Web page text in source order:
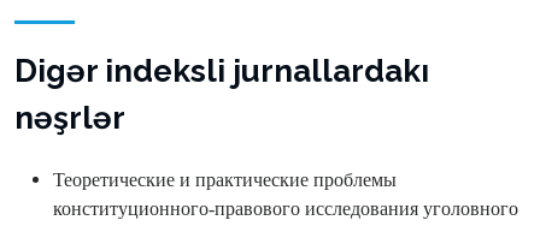
Digər indeksli jurnallardakı
nəşrlər
Теоретические и практические проблемы
конституционного-правового исследования уголовного